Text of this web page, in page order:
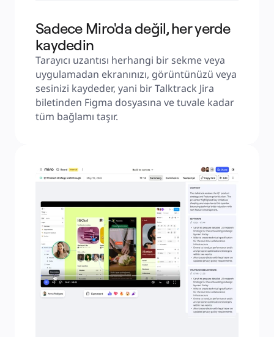
Sadece Miro'da değil, her yerde
kaydedin
Tarayıcı uzantısı herhangi bir sekme veya
uygulamadan ekranınızı, görüntünüzü veya
sesinizi kaydeder, yani bir Talktrack Jira
biletinden Figma dosyasına ve tuvale kadar
tüm bağlamı taşır.